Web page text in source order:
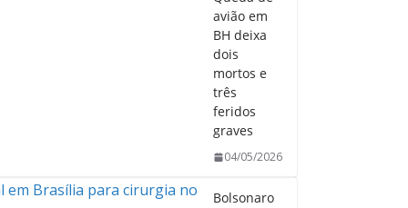
avião em
BH deixa
dois
mortos e
três
feridos
graves
04/05/2026
Bolsonaro